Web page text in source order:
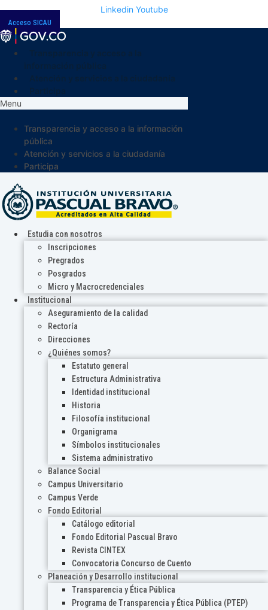
Linkedin Youtube
Acceso SICAU
Menu
Transparencia y acceso a la información
pública
Atención y servicios a la ciudadanía
Participa
Estudia con nosotros
Inscripciones
Pregrados
Posgrados
Micro y Macrocredenciales
Institucional
Aseguramiento de la calidad
Rectoría
Direcciones
¿Quiénes somos?
Estatuto general
Estructura Administrativa
Identidad institucional
Historia
Filosofía institucional
Organigrama
Símbolos institucionales
Sistema administrativo
Balance Social
Campus Universitario
Campus Verde
Fondo Editorial
Catálogo editorial
Fondo Editorial Pascual Bravo
Revista CINTEX
Convocatoria Concurso de Cuento
Planeación y Desarrollo institucional
Transparencia y Ética Pública
Programa de Transparencia y Ética Pública (PTEP)